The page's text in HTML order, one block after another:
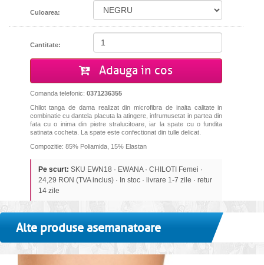
Culoarea:
Cantitate:
Adauga in cos
Comanda telefonic: 0371236355
Chilot tanga de dama realizat din microfibra de inalta calitate in
combinatie cu dantela placuta la atingere, infrumusetat in partea din
fata cu o inima din pietre stralucitoare, iar la spate cu o fundita
satinata cocheta. La spate este confectionat din tulle delicat.
Compozitie: 85% Poliamida, 15% Elastan
Pe scurt: SKU EWN18 · EWANA · CHILOTI Femei ·
24,29 RON (TVA inclus) · In stoc · livrare 1-7 zile · retur
14 zile
Alte produse asemanatoare